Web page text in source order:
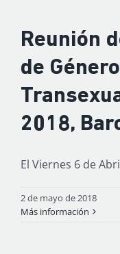
Reunión
de
2018,
El Viernes 6 de
2 de mayo de 2018
Más información